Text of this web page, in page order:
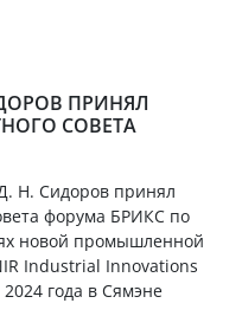
ПРИНЯЛ
СОВЕТА
Н. Сидоров принял
форума БРИКС по
новой промышленной
Industrial Innovations
года в Сямэне